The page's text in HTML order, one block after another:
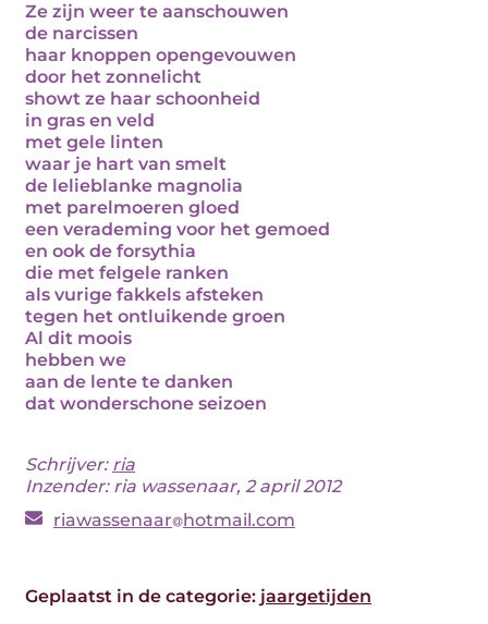
Ze zijn weer te aanschouwen
de narcissen
haar knoppen opengevouwen
door het zonnelicht
showt ze haar schoonheid
in gras en veld
met gele linten
waar je hart van smelt
de lelieblanke magnolia
met parelmoeren gloed
een verademing voor het gemoed
en ook de forsythia
die met felgele ranken
als vurige fakkels afsteken
tegen het ontluikende groen
Al dit moois
hebben we
aan de lente te danken
dat wonderschone seizoen
Schrijver: ria
Inzender: ria wassenaar, 2 april 2012
riawassenaar hotmail.com
Geplaatst in de categorie: jaargetijden